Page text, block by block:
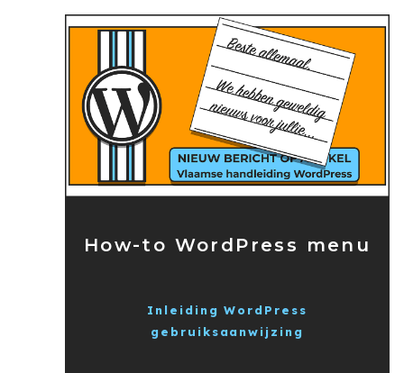
How-to WordPress menu
Inleiding WordPress
gebruiksaanwijzing